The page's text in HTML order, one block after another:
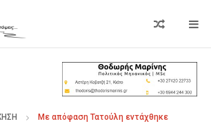
Με απόφαση Τατούλη εντάχθηκε